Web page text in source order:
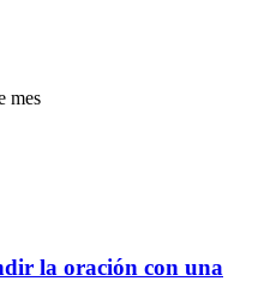
mes
la oración con una